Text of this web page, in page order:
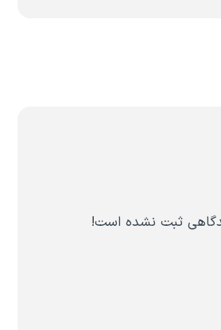
ثبت نشده است!